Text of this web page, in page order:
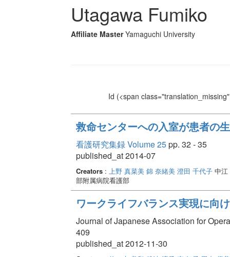
Utagawa Fumiko
Affiliate Master Yamaguchi University
Id (<span
救命センターへの入室が患者の
看護研究集録 Volume 25pp. 32 - 35
published_at 2014-07
Creators: 上野 真菜美 錦 奈緒美 澄田 千代子中江
部附属病院看護部
ワークライフバランス実現に向
Journal of Japanese Association for
409
published_at 2012-11-30